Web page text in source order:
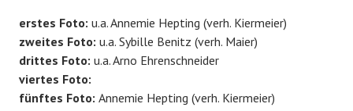
erstes Foto: u.a. Annemie Hepting (verh. Kiermeier)
zweites Foto: u.a. Sybille Benitz (verh. Maier)
drittes Foto: u.a. Arno Ehrenschneider
viertes Foto:
fünftes Foto: Annemie Hepting (verh. Kiermeier)